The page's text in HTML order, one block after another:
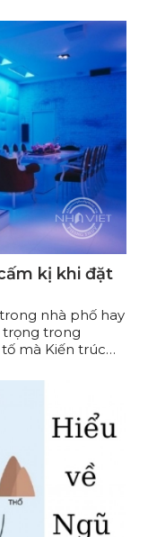
kị khi đặt
nhà phố hay
trọng trong
mà Kiến trúc